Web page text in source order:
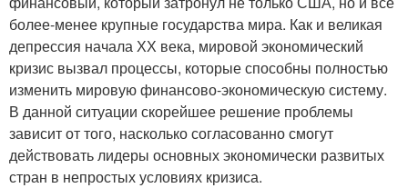
более-менее крупные государства мира. Как и великая
депрессия начала ХХ века, мировой экономический
кризис вызвал процессы, которые способны полностью
изменить мировую финансово-экономическую систему.
В данной ситуации скорейшее решение проблемы
зависит от того, насколько согласованно смогут
действовать лидеры основных экономически развитых
стран в непростых условиях кризиса.